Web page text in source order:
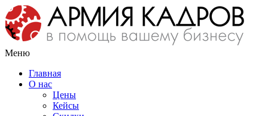
Меню
Главная
О нас
Цены
Кейсы